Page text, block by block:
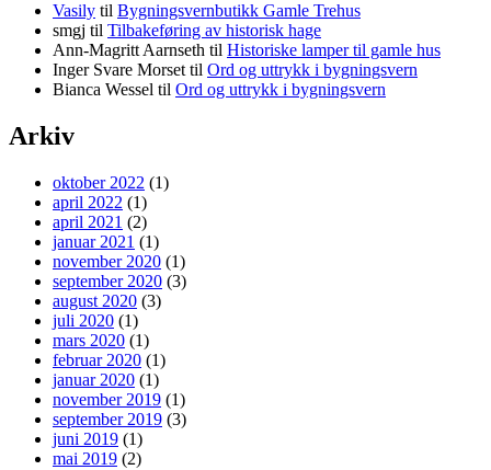
Vasily til Bygningsvernbutikk Gamle Trehus
smgj til Tilbakeføring av historisk hage
Ann-Magritt Aarnseth til Historiske lamper til gamle hus
Inger Svare Morset til Ord og uttrykk i bygningsvern
Bianca Wessel til Ord og uttrykk i bygningsvern
Arkiv
oktober 2022 (1)
april 2022 (1)
april 2021 (2)
januar 2021 (1)
november 2020 (1)
september 2020 (3)
august 2020 (3)
juli 2020 (1)
mars 2020 (1)
februar 2020 (1)
januar 2020 (1)
november 2019 (1)
september 2019 (3)
juni 2019 (1)
mai 2019 (2)